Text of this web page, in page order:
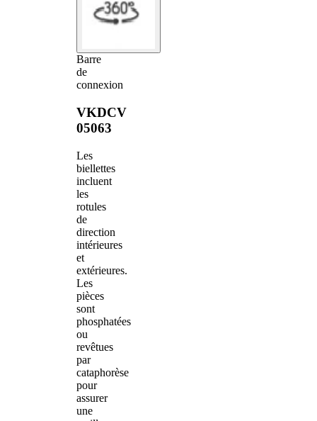
Barre
de
connexion
VKDCV
05063
Les
biellettes
incluent
les
rotules
de
direction
intérieures
et
extérieures.
Les
pièces
sont
phosphatées
ou
revêtues
par
cataphorèse
pour
assurer
une